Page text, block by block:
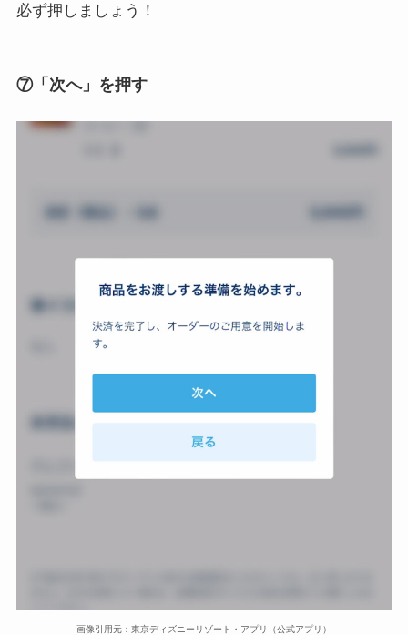
必ず押しましょう！
⑦「次へ」を押す
画像引用元：東京ディズニーリゾート・アプリ（公式アプリ）